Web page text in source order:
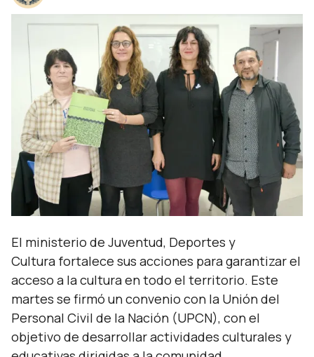
El ministerio de Juventud, Deportes y
Cultura fortalece sus acciones para garantizar el
acceso a la cultura en todo el territorio. Este
martes se firmó un convenio con la Unión del
Personal Civil de la Nación (UPCN), con el
objetivo de desarrollar actividades culturales y